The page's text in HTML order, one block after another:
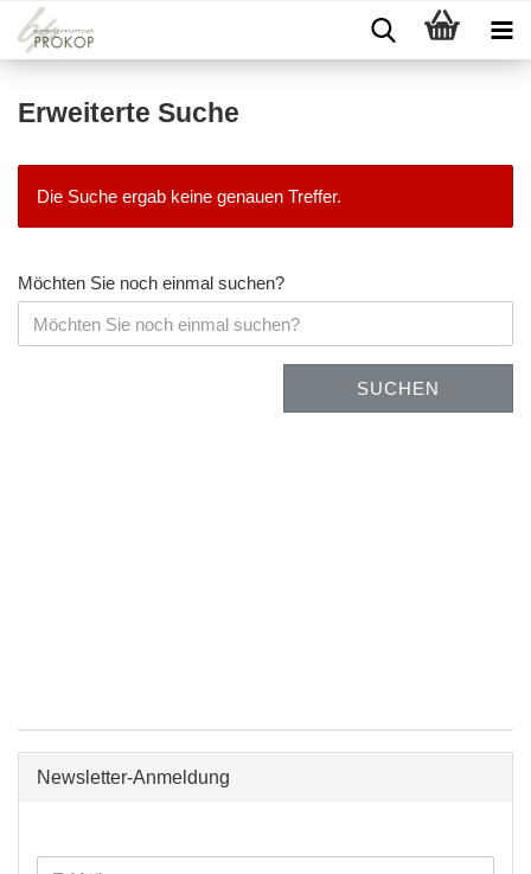
Erweiterte Suche
Die Suche ergab keine genauen Treffer.
Möchten Sie noch einmal suchen?
SUCHEN
Newsletter-Anmeldung